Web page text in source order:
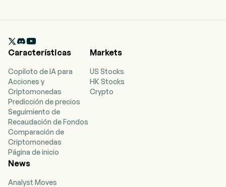

Características
Copiloto de IA para
Acciones y
Criptomonedas
Predicción de precios
Seguimiento de
Recaudación de Fondos
Comparación de
Criptomonedas
Página de inicio
Markets
US Stocks
HK Stocks
Crypto
News
Analyst Moves